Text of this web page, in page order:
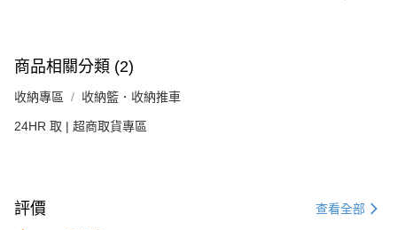
商品相關分類 (2)
收納專區 收納籃．收納推車
24HR 取 | 超商取貨專區
評價 查看全部